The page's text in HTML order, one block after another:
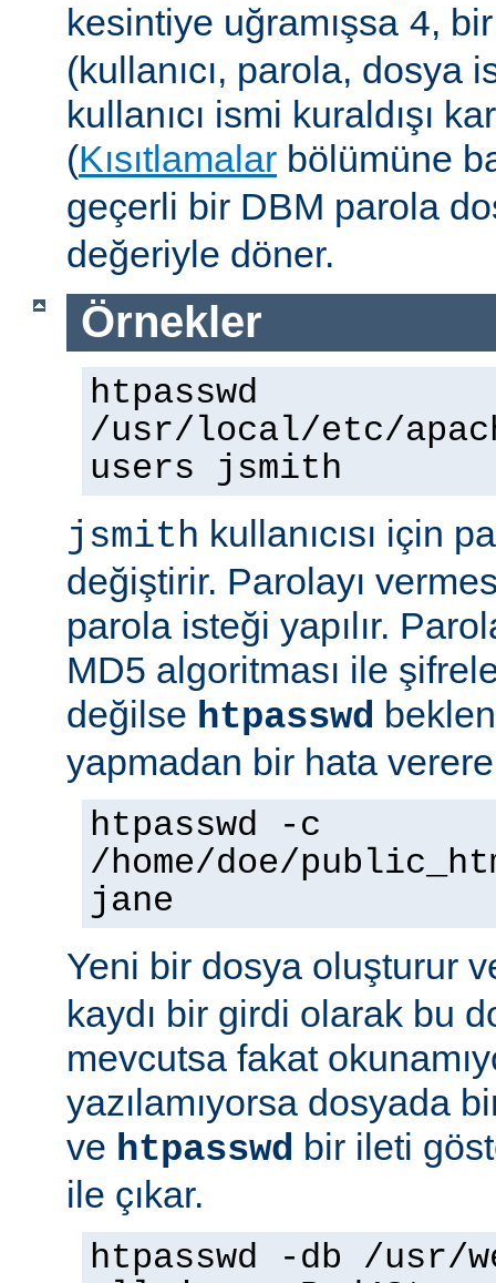
kesintiye uğramışsa 4,
(kullanıcı, parola, dosya
kullanıcı ismi kuraldışı
(Kısıtlamalar bölümüne
geçerli bir DBM parola
değeriyle döner.
Örnekler
htpasswd
/usr/local/etc/
users jsmith
jsmith kullanıcısı için
değiştirir. Parolayı
parola isteği yapılır.
MD5 algoritması ile
değilse htpasswd
yapmadan bir hata
htpasswd -c
/home/doe/
jane
Yeni bir dosya oluşturur
kaydı bir girdi olarak bu
mevcutsa fakat
yazılamıyorsa dosyada
ve htpasswd bir ileti
ile çıkar.
htpasswd -db /usr/